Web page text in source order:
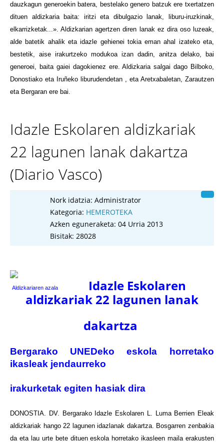
dauzkagun generoekin batera, bestelako genero batzuk ere txertatzen
dituen aldizkaria baita: iritzi eta dibulgazio lanak, liburu-iruzkinak,
elkarrizketak...». Aldizkarian agertzen diren lanak ez dira oso luzeak,
alde batetik ahaliketa idazle gehienei tokia eman ahal izateko eta,
bestetik, aise irakurtzeko modukoa izan dadin, anitza delako, bai
generoei, baita gaiei dagokienez ere. Aldizkaria salgai dago Bilboko,
Donostiako eta Iruñeko liburudendetan , eta Aretxabaletan, Zarautzen
eta Bergaran ere bai.
Idazle Eskolaren aldizkariak
22 lagunen lanak dakartza
(Diario Vasco)
Nork idatzia: Administrator
Kategoria: HEMEROTEKA
Azken eguneraketa: 04 Urria 2013
Bisitak: 28028
Aldizkariaren azala
Idazle Eskolaren
aldizkariak 22 lagunen lanak
dakartza
Bergarako
UNEDeko eskola horretako
ikasleak jendaurreko
irakurketak egiten hasiak dira
DONOSTIA. DV. Bergarako Idazle Eskolaren L. Luma Berrien Eleak
aldizkariak hango 22 lagunen idazlanak dakartza. Bosgarren zenbakia
da eta lau urte bete dituen eskola horretako ikasleen maila erakusten